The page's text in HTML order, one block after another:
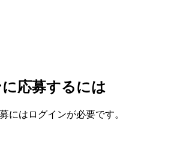
応募するには
にはログインが必要です。